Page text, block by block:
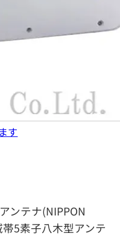
ンテナ(NIPPON
5素子八木型アンテ
す